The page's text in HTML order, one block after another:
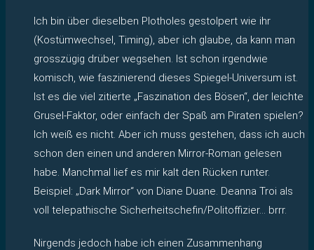
Ich bin über dieselben Plotholes gestolpert wie ihr
(Kostümwechsel, Timing), aber ich glaube, da kann man
grosszügig drüber wegsehen. Ist schon irgendwie
komisch, wie faszinierend dieses Spiegel-Universum ist.
Ist es die viel zitierte „Faszination des Bösen“, der leichte
Grusel-Faktor, oder einfach der Spaß am Piraten spielen?
Ich weiß es nicht. Aber ich muss gestehen, dass ich auch
schon den einen und anderen Mirror-Roman gelesen
habe. Manchmal lief es mir kalt den Rücken runter.
Beispiel: „Dark Mirror“ von Diane Duane. Deanna Troi als
voll telepathische Sicherheitschefin/Politoffizier… brrr.
Nirgends jedoch habe ich einen Zusammenhang